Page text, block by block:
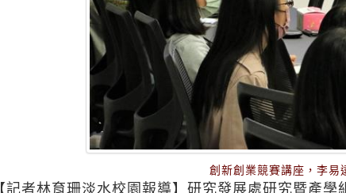
創新創業競賽講座，李易
【記者林育珊淡水校園報導】研究發展處研究暨產